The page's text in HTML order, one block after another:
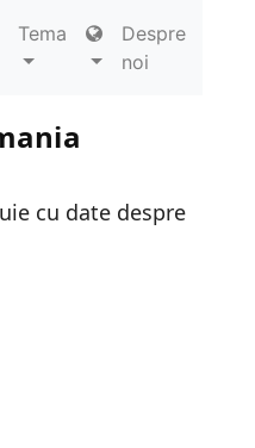
Tema
Despre
noi
cu date despre